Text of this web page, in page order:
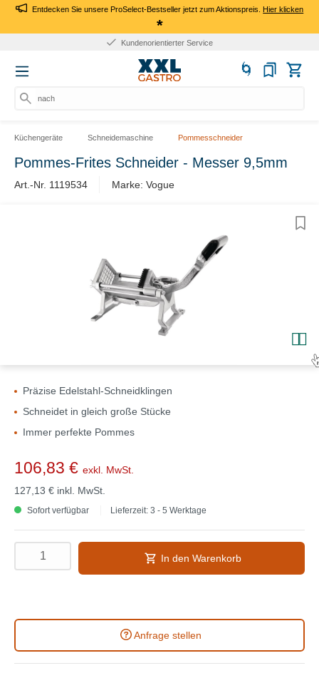
Entdecken Sie unsere ProSelect-Bestseller jetzt zum Aktionspreis.Hier klicken
*
Kundenorientierter Service
nach
Küchengeräte Schneidemaschine Pommesschneider
Pommes-Frites Schneider - Messer 9,5mm
Art.-Nr. 1119534 Marke: Vogue
Präzise Edelstahl-Schneidklingen
Schneidet in gleich große Stücke
Immer perfekte Pommes
106,83 € exkl. MwSt.
127,13 € inkl. MwSt.
Sofort verfügbar Lieferzeit: 3 - 5 Werktage
In den Warenkorb
Anfrage stellen